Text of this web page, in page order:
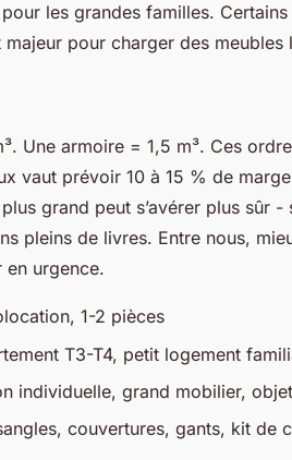
les grandes familles.
majeur pour charger des meubles
Une armoire = 1,5 m³. Ces
vaut prévoir 10 à 15 % de
grand peut s’avérer plus sûr -
pleins de livres. Entre nous,
urgence.
1-2 pièces
T3-T4, petit logement
individuelle, grand mobilier,
couvertures, gants, kit de